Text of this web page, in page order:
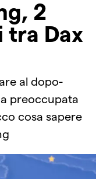
2
Dax
al dopo-
preoccupata
cosa sapere